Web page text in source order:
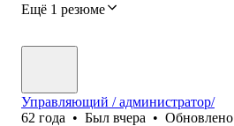
Ещё 1 резюме
Управляющий / администратор/
62 года • Был вчера • Обновлено